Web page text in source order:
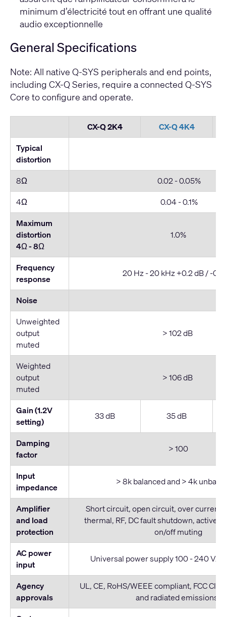
minimum d’électricité tout en offrant une qualité
audio exceptionnelle
General Specifications
Note: All native Q-SYS peripherals and end points,
including CX-Q Series, require a connected Q-SYS
Core to configure and operate.
CX-Q 2K4
CX-Q 4K4
Typical
distortion
8Ω
0.02 - 0.05%
4Ω
0.04 - 0.1%
Maximum
distortion
4Ω - 8Ω
1.0%
Frequency
response
20 Hz - 20 kHz +0.2 dB / -0.7
Noise
Unweighted
output
muted
> 102 dB
Weighted
output
muted
> 106 dB
Gain (1.2V
setting)
33 dB 35 dB
Damping
factor
> 100
Input
impedance
> 8k balanced and > 4k
Amplifier
and load
protection
Short circuit, open circuit, over current,
thermal, RF, DC fault shutdown, active
on/off muting
AC power
input
Universal power supply 100 - 240
Agency
approvals
UL, CE, RoHS/WEEE compliant, FCC
and radiated emissions)